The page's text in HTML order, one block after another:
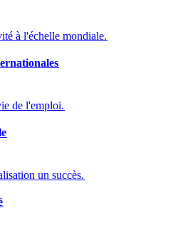
à l'échelle mondiale.​​
de l'emploi.​​
un succès.​​